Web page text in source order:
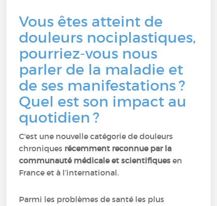
Vous êtes atteint de
douleurs nociplastiques,
pourriez-vous nous
parler de la maladie et
de ses manifestations ?
Quel est son impact au
quotidien ?
C'est une nouvelle catégorie de douleurs
chroniques récemment reconnue par la
communauté médicale et scientifiques en
France et à l’international.
Parmi les problèmes de santé les plus